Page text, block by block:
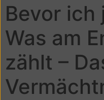
Bevor ich
Was am
zählt –